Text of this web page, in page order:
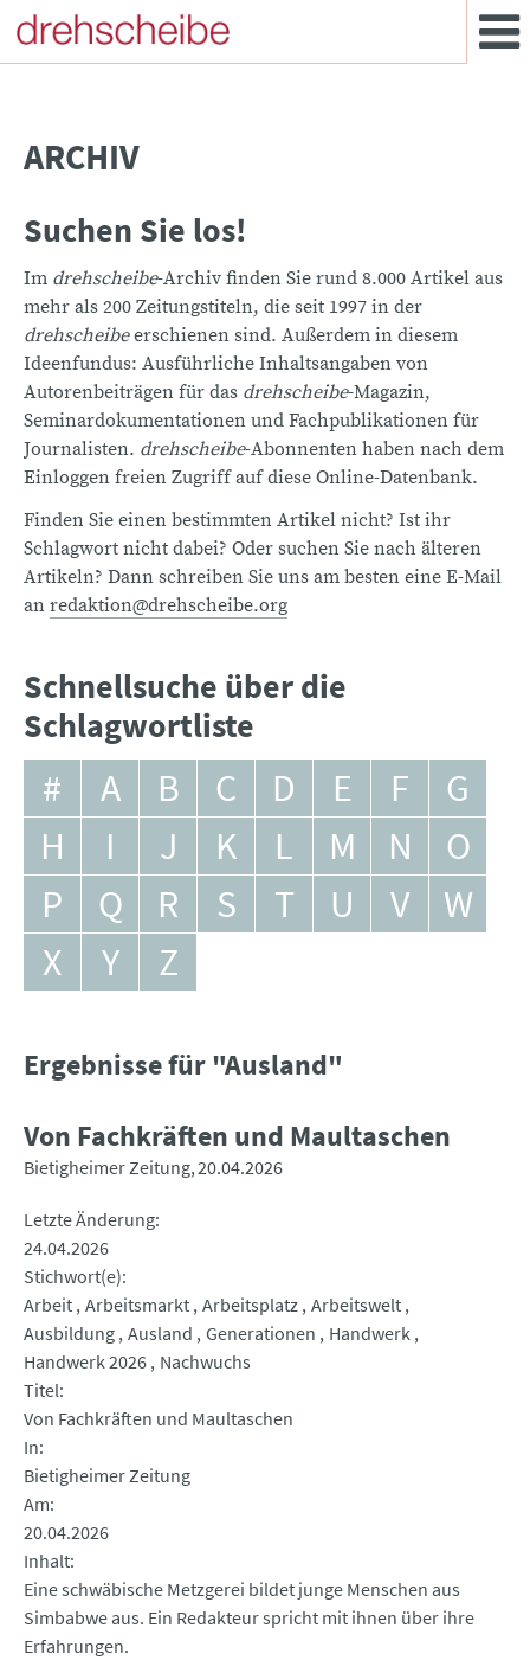
ARCHIV
Suchen Sie los!
Im drehscheibe-Archiv finden Sie rund 8.000 Artikel aus
mehr als 200 Zeitungstiteln, die seit 1997 in der
drehscheibeerschienen sind. Außerdem in diesem
Ideenfundus: Ausführliche Inhaltsangaben von
Autorenbeiträgen für das drehscheibe-Magazin,
Seminardokumentationen und Fachpublikationen für
Journalisten. drehscheibe-Abonnenten haben nach dem
Einloggen freien Zugriff auf diese Online-Datenbank.
Finden Sie einen bestimmten Artikel nicht? Ist ihr
Schlagwort nicht dabei? Oder suchen Sie nach älteren
Artikeln? Dann schreiben Sie uns am besten eine E-Mail
an redaktion@drehscheibe.org
Schnellsuche über die
Schlagwortliste
# A B C D E F
G
H
I J K L M N
O
P
Q R S T U V
W
X
Y Z
Ergebnisse für "Ausland"
Von Fachkräften und Maultaschen
Bietigheimer Zeitung 20.04.2026
Letzte Änderung
24.04.2026
Stichwort(e)
Arbeit Arbeitsmarkt Arbeitsplatz Arbeitswelt
Ausbildung Ausland Generationen
Handwerk
Handwerk 2026 Nachwuchs
Titel
Von Fachkräften und Maultaschen
In
Bietigheimer Zeitung
Am
20.04.2026
Inhalt
Eine schwäbische Metzgerei bildet junge Menschen aus
Simbabwe aus. Ein Redakteur spricht mit ihnen über ihre
Erfahrungen.